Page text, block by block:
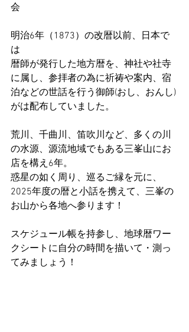
会
明治6年（1873）の改暦以前、日本で
は
暦師が発行した地方暦を、神社や社寺
に属し、参拝者の為に祈祷や案内、宿
泊などの世話を行う御師(おし、おんし)
がは配布していました。
荒川、千曲川、笛吹川など、多くの川
の水源、源流地域でもある三峯山にお
店を構え6年。
惑星の如く周り、巡るご縁を元に、
2025年度の暦と小話を携えて、三峯の
お山から各地へ参ります！
スケジュール帳を持参し、地球暦ワー
クシートに自分の時間を描いて・測っ
てみましょう！